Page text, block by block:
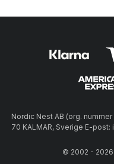
Nordic Nest AB (org.
70 KALMAR, Sverige E-
© 2002 -